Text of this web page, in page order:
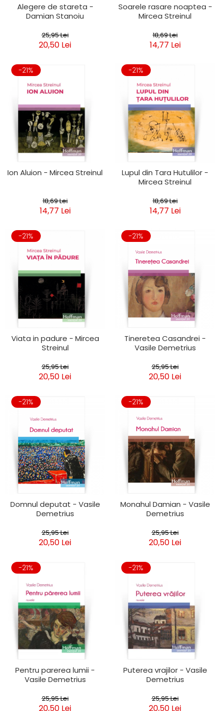
Alegere de stareta -
Damian Stanoiu
25,95 Lei
20,50 Lei
Soarele rasare noaptea -
Mircea Streinul
18,69 Lei
14,77 Lei
-21%
Ion Aluion - Mircea Streinul
18,69 Lei
14,77 Lei
-21%
Lupul din Tara Hutulilor -
Mircea Streinul
18,69 Lei
14,77 Lei
-21%
Viata in padure - Mircea
Streinul
25,95 Lei
20,50 Lei
-21%
Tineretea Casandrei -
Vasile Demetrius
25,95 Lei
20,50 Lei
-21%
Domnul deputat - Vasile
Demetrius
25,95 Lei
20,50 Lei
-21%
Monahul Damian - Vasile
Demetrius
25,95 Lei
20,50 Lei
-21%
Pentru parerea lumii -
Vasile Demetrius
25,95 Lei
20,50 Lei
-21%
Puterea vrajilor - Vasile
Demetrius
25,95 Lei
20,50 Lei